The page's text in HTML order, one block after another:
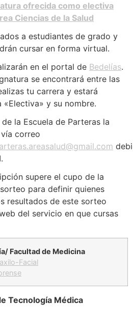
ofrecida como electiva
Ciencias de la Salud
a estudiantes de grado y
cursar en forma virtual.
en el portal de Bedelías.
se encontrará entre las
tu carrera y estará
«Electiva» y su nombre.
la Escuela de Parteras la
correo
supere el cupo de la
para definir quienes
resultados de este sorteo
del servicio en que cursas
Facultad de Medicina
Facial
Tecnología Médica